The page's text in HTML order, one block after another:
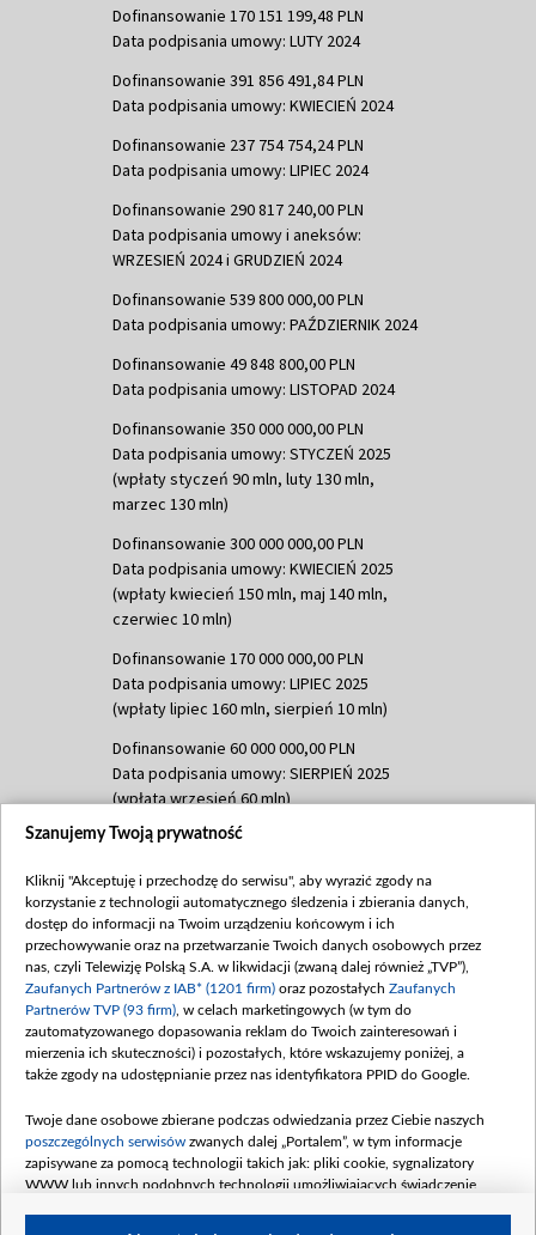
Dofinansowanie 170 151 199,48 PLN
Data podpisania umowy: LUTY 2024
Dofinansowanie 391 856 491,84 PLN
Data podpisania umowy: KWIECIEŃ 2024
Dofinansowanie 237 754 754,24 PLN
Data podpisania umowy: LIPIEC 2024
Dofinansowanie 290 817 240,00 PLN
Data podpisania umowy i aneksów:
WRZESIEŃ 2024 i GRUDZIEŃ 2024
Dofinansowanie 539 800 000,00 PLN
Data podpisania umowy: PAŹDZIERNIK 2024
Dofinansowanie 49 848 800,00 PLN
Data podpisania umowy: LISTOPAD 2024
Dofinansowanie 350 000 000,00 PLN
Data podpisania umowy: STYCZEŃ 2025
(wpłaty styczeń 90 mln, luty 130 mln,
marzec 130 mln)
Dofinansowanie 300 000 000,00 PLN
Data podpisania umowy: KWIECIEŃ 2025
(wpłaty kwiecień 150 mln, maj 140 mln,
czerwiec 10 mln)
Dofinansowanie 170 000 000,00 PLN
Data podpisania umowy: LIPIEC 2025
(wpłaty lipiec 160 mln, sierpień 10 mln)
Dofinansowanie 60 000 000,00 PLN
Data podpisania umowy: SIERPIEŃ 2025
(wpłata wrzesień 60 mln)
Dofinansowanie 635 783 051,21 PLN
(wpłata wrzesień 100 mln, październik 350
mln, listopad 265 mln)
Dofinansowanie 48 862 000,00 PLN
Data podpisania umowy: GRUDZIEŃ 2025
(wpłata grudzień 60,548 mln)
Dofinansowanie 900 000 000,00 PLN
Data podpisania umowy: LUTY 2026 (wpłata
kwiecień 180 mln, 7 maja 180 mln, 8
czerwca 90 mln)
Dofinansowanie 250 000 000,00 PLN
Szanujemy Twoją prywatność
Kliknij "Akceptuję i przechodzę do serwisu", aby wyrazić zgody na
korzystanie z technologii automatycznego śledzenia i zbierania danych,
dostęp do informacji na Twoim urządzeniu końcowym i ich
przechowywanie oraz na przetwarzanie Twoich danych osobowych przez
nas, czyli Telewizję Polską S.A. w likwidacji (zwaną dalej również „TVP”),
Zaufanych Partnerów z IAB* (1201 firm) oraz pozostałych Zaufanych
Partnerów TVP (93 firm) , w celach marketingowych (w tym do
zautomatyzowanego dopasowania reklam do Twoich zainteresowań i
mierzenia ich skuteczności) i pozostałych, które wskazujemy poniżej, a
także zgody na udostępnianie przez nas identyfikatora PPID do Google.
Twoje dane osobowe zbierane podczas odwiedzania przez Ciebie naszych
poszczególnych serwisów zwanych dalej „Portalem”, w tym informacje
zapisywane za pomocą technologii takich jak: pliki cookie, sygnalizatory
WWW lub innych podobnych technologii umożliwiających świadczenie